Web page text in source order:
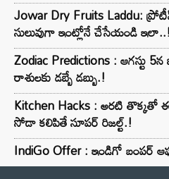
Jowar Dry Fruits Laddu: ప్రోటీన్
సులువుగా ఇంట్లోనే చేసేయండి ఇలా..!
Zodiac Predictions : ఆగస్టు
రాశులకు డబ్బే డబ్బు.!
Kitchen Hacks : అరటి తొక్కతో
సోడా కలిపితే సూపర్ రిజల్ట్.!
IndiGo Offer : ఇండిగో బంపర్